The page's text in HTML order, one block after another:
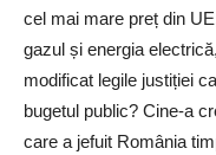
cel mai mare preț din
gazul și energia
modificat legile justiției
bugetul public? Cine-a
care a jefuit România